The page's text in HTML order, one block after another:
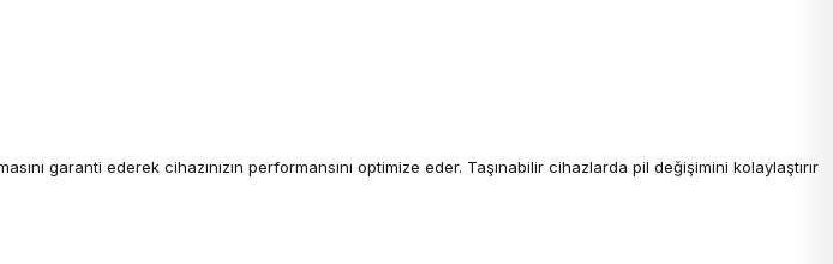
garanti ederek cihazınızın performansını optimize eder. Taşınabilir cihazlarda pil değişimini kolaylaştırır